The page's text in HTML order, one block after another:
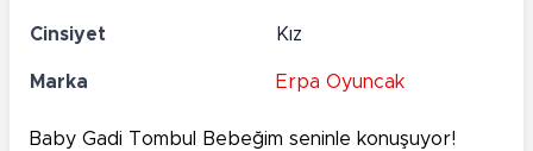
Cinsiyet Kız
Marka Erpa Oyuncak
Baby Gadi Tombul Bebeğim seninle konuşuyor!